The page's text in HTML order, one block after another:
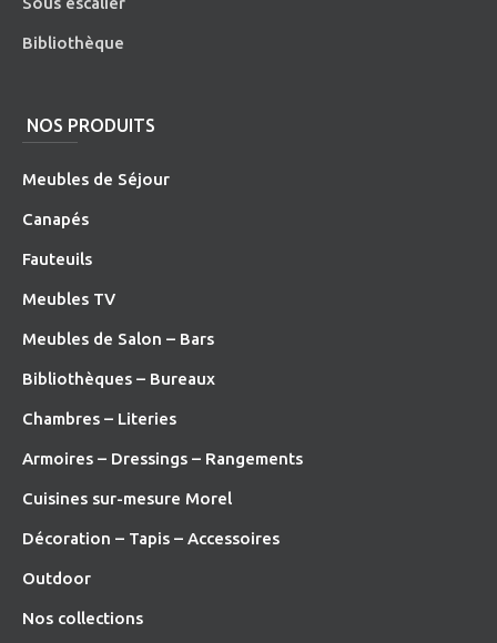
Bibliothèque
NOS PRODUITS
Meubles de Séjour
Canapés
Fauteuils
Meubles TV
Meubles de Salon – Bars
Bibliothèques – Bureaux
Chambres – Literies
Armoires – Dressings – Rangements
Cuisines sur-mesure Morel
Décoration – Tapis – Accessoires
Outdoor
Nos collections